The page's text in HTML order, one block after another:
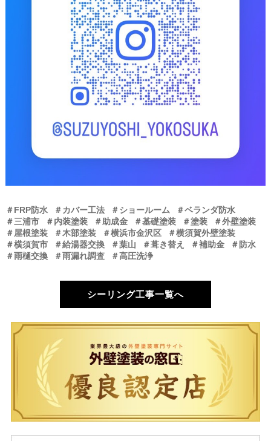
＃FRP防水 ＃カバー工法 ＃ショールーム
＃ベランダ防水
＃三浦市
＃内装塗装 ＃助成金 ＃基礎塗装 ＃塗装
＃外壁塗装
＃屋根塗装
＃木部塗装 ＃横浜市金沢区
＃横須賀外壁塗装
＃横須賀市
＃給湯器交換 ＃葉山 ＃葺き替え ＃補助金
＃防水
＃雨樋交換
＃雨漏れ調査 ＃高圧洗浄
シーリング工事一覧へ